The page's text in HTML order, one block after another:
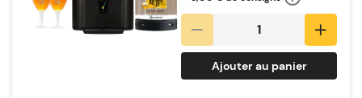
Ajouter au panier